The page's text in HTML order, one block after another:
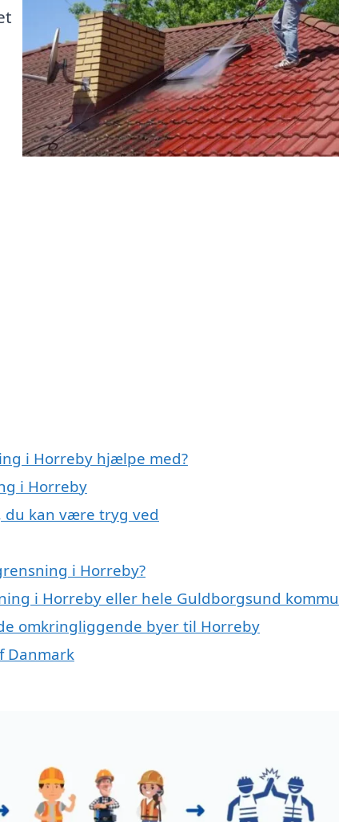
i Horreby hjælpe med?
i Horreby
du kan være tryg ved
i Horreby?
i Horreby eller hele Guldborgsund
omkringliggende byer til Horreby
Danmark